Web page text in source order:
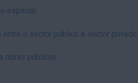
especial
entre o sector público e sector privado
obras públicas